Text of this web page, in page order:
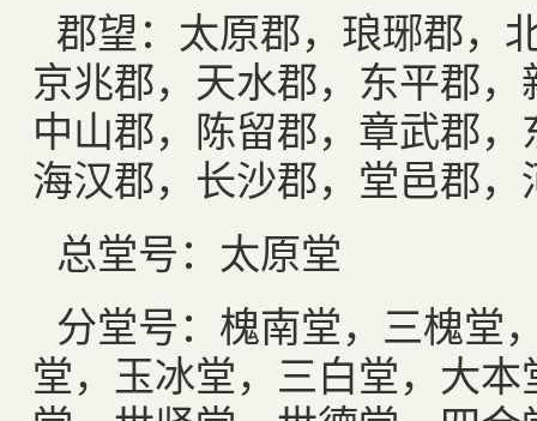
郡望：太原郡，琅琊郡，
京兆郡，天水郡，东平郡
中山郡，陈留郡，章武郡
海汉郡，长沙郡，堂邑郡，
总堂号：太原堂
分堂号：槐南堂，三槐堂
堂，玉冰堂，三白堂，大